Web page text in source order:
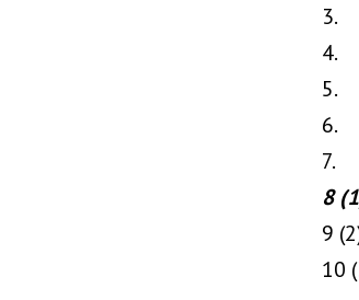
3.
4.
5.
6.
7.
8
9
10